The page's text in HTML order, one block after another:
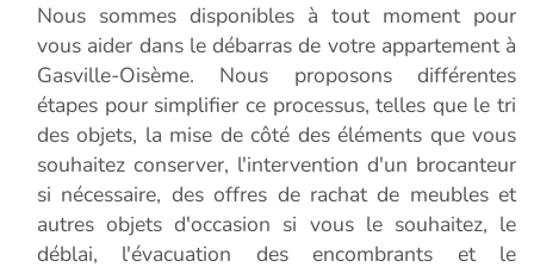
Nous sommes disponibles à tout moment pour
vous aider dans le débarras de votre appartement à
Gasville-Oisème. Nous proposons différentes
étapes pour simplifier ce processus, telles que le tri
des objets, la mise de côté des éléments que vous
souhaitez conserver, l'intervention d'un brocanteur
si nécessaire, des offres de rachat de meubles et
autres objets d'occasion si vous le souhaitez, le
déblai, l'évacuation des encombrants et le